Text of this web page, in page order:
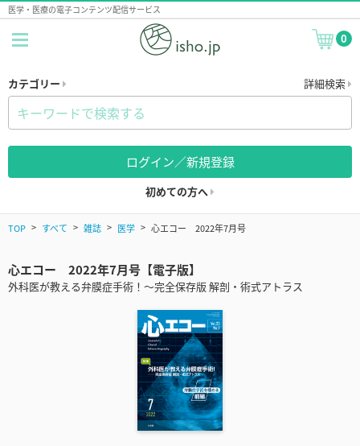
医学・医療の電子コンテンツ配信サービス
0
カテゴリー 詳細検索
ログイン／新規登録
初めての方へ
TOP すべて 雑誌 医学 心エコー 2022年7月号
心エコー 2022年7月号【電子版】
外科医が教える弁膜症手術！～完全保存版 解剖・術式アトラス